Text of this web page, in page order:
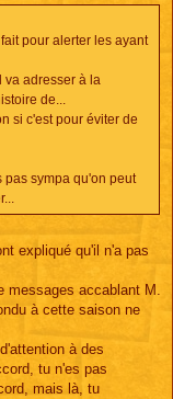
pour alerter les ayant
va adresser à la
de...
si c'est pour éviter de
pas sympa qu'on peut
expliqué qu'il n'a pas
messages accablant M.
à cette saison ne
à des
tu n'es pas
mais là, tu